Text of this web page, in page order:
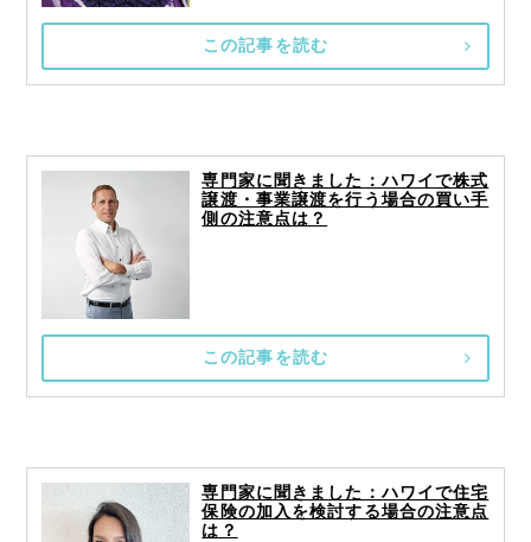
この記事を読む
専門家に聞きました：ハワイで株式
譲渡・事業譲渡を行う場合の買い手
側の注意点は？
この記事を読む
専門家に聞きました：ハワイで住宅
保険の加入を検討する場合の注意点
は？